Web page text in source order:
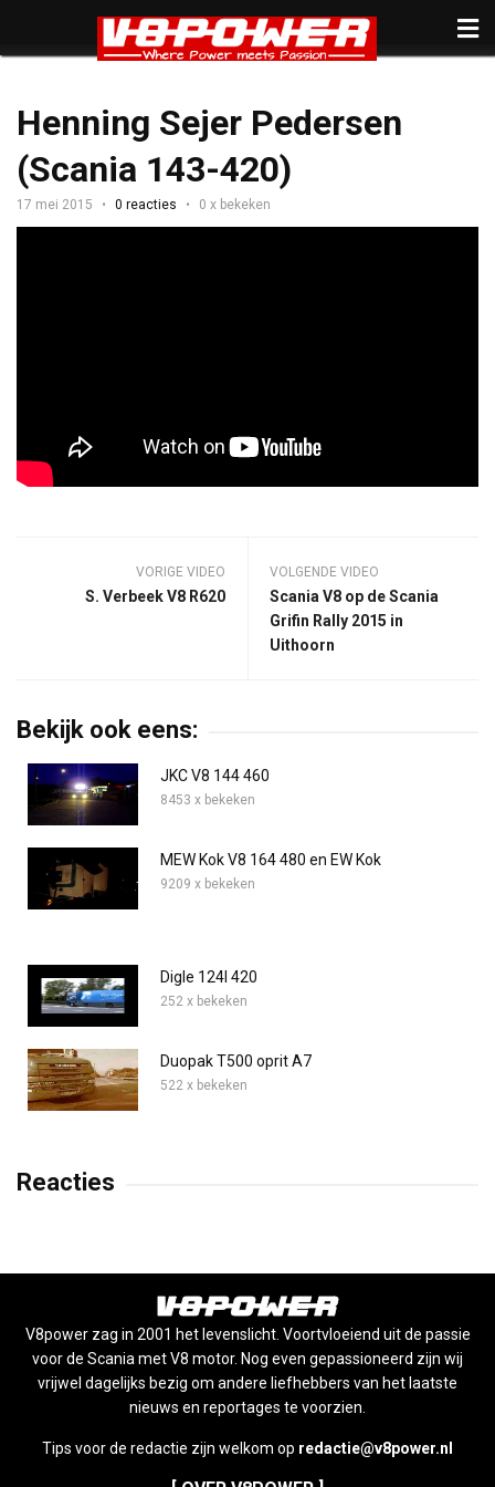
Henning Sejer Pedersen
(Scania 143-420)
17 mei 2015 0 reacties 0 x bekeken
VORIGE VIDEO
S. Verbeek V8 R620
VOLGENDE VIDEO
Scania V8 op de Scania
Grifin Rally 2015 in
Uithoorn
Bekijk ook eens:
JKC V8 144 460
8453 x bekeken
MEW Kok V8 164 480 en EW Kok
9209 x bekeken
Digle 124l 420
252 x bekeken
Duopak T500 oprit A7
522 x bekeken
Reacties
V8power zag in 2001 het levenslicht. Voortvloeiend uit de passie
voor de Scania met V8 motor. Nog even gepassioneerd zijn wij
vrijwel dagelijks bezig om andere liefhebbers van het laatste
nieuws en reportages te voorzien.
Tips voor de redactie zijn welkom op redactie@v8power.nl